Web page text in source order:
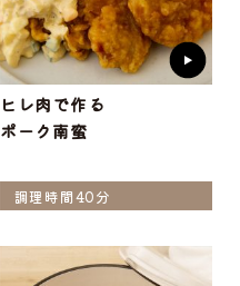
ヒレ肉で作る
ポーク南蛮
調理時間40分